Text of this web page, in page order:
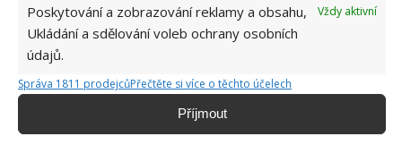
Poskytování a zobrazování reklamy a obsahu,
Ukládání a sdělování voleb ochrany osobních
údajů.
Vždy aktivní
Správa 1811 prodejcůPřečtěte si více o těchto účelech
Příjmout
KOMENTOVAT
Jiří Kolář
Absolvent České zemědělské
univerzity, který je již od malička